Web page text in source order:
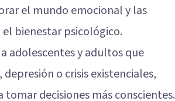
el mundo emocional y las
bienestar psicológico.
adolescentes y adultos que
o crisis existenciales,
decisiones más conscientes.